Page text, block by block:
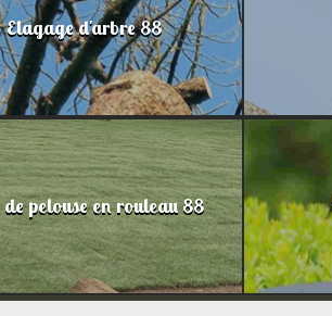
Elagage d'arbre 88
de pelouse en rouleau 88